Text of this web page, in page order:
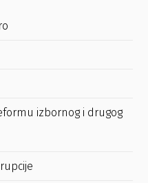
izbornog i drugog